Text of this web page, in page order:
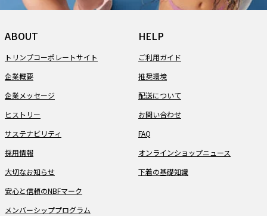
ABOUT
トリンプコーポレートサイト
企業概要
企業メッセージ
ヒストリー
サステナビリティ
採用情報
大切なお知らせ
安心と信頼のNBFマーク
メンバーシッププログラム
HELP
ご利用ガイド
推奨環境
配送について
お問い合わせ
FAQ
オンラインショップニュース
下着の基礎知識